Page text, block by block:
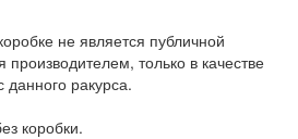
не является публичной
только в качестве
ракурса.
коробки.